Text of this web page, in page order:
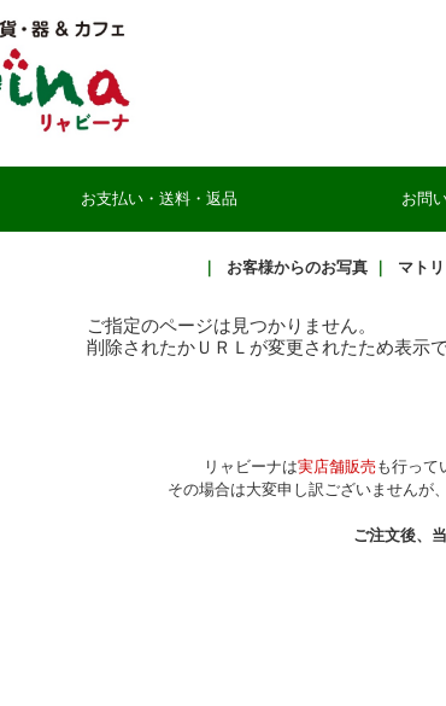
お支払い・送料・返品 お問
お客様からのお写真 マト
ご指定のページは見つかりません。
削除されたかＵＲＬが変更されたため表示で
リャビーナは実店舗販売 も行って
その場合は大変申し訳ございませんが、
ご注文後、